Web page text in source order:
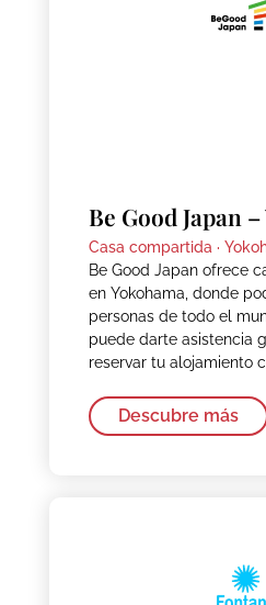
Be Good Japan
Casa compartida ·
Be Good Japan ofrece
en Yokohama, donde
personas de todo el
puede darte asistencia
reservar tu alojamiento
Descubre más